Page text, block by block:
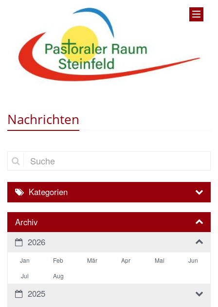
Nachrichten
Suche
Kategorien
Archiv
2026
Jan Feb Mär Apr Mai
Jun
Jul
Aug
2025